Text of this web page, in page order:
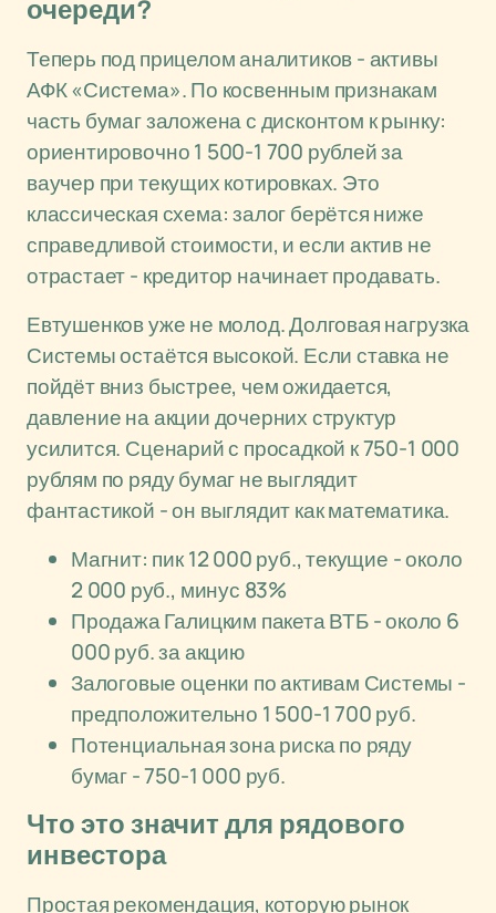
очереди?
Теперь под прицелом аналитиков - активы
АФК «Система». По косвенным признакам
часть бумаг заложена с дисконтом к рынку:
ориентировочно 1 500-1 700 рублей за
ваучер при текущих котировках. Это
классическая схема: залог берётся ниже
справедливой стоимости, и если актив не
отрастает - кредитор начинает продавать.
Евтушенков уже не молод. Долговая нагрузка
Системы остаётся высокой. Если ставка не
пойдёт вниз быстрее, чем ожидается,
давление на акции дочерних структур
усилится. Сценарий с просадкой к 750-1 000
рублям по ряду бумаг не выглядит
фантастикой - он выглядит как математика.
Магнит: пик 12 000 руб., текущие - около
2 000 руб., минус 83%
Продажа Галицким пакета ВТБ - около 6
000 руб. за акцию
Залоговые оценки по активам Системы -
предположительно 1 500-1 700 руб.
Потенциальная зона риска по ряду
бумаг - 750-1 000 руб.
Что это значит для рядового
инвестора
Простая рекомендация, которую рынок